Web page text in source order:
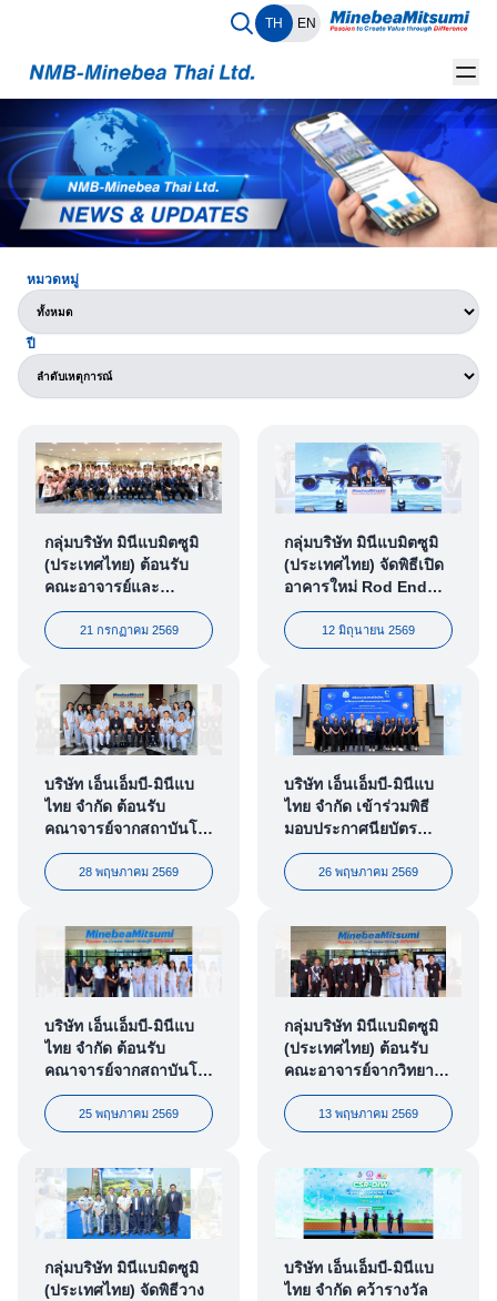
TH EN
หมวดหมู่
ปี
กลุ่มบริษัท มินีแบมิตซูมิ
(ประเทศไทย) ต้อนรับ
คณะอาจารย์และ
นักเรียนเตรียม
วิศวกรรมศาสตร์
โรงเรียนเตรียม
นนทบุรี เข้าเยี่ยมชม
โรงงานบางปะอิน
21 กรกฏาคม 2569
กลุ่มบริษัท มินีแบมิตซูมิ
(ประเทศไทย) จัดพิธีเปิด
อาคารใหม่ Rod End
(Phase 11) อย่างเป็น
ทางการ ยกระดับฐานการ
ผลิตชิ้นส่วนอากาศยาน
12 มิถุนายน 2569
บริษัท เอ็นเอ็มบี-มินีแบ
ไทย จำกัด ต้อนรับ
คณาจารย์จากสถาบันโค
เซ็น แห่งมหาวิทยาลัย
เทคโนโลยีพระจอมเกล้า
ธนบุรี (KOSEN-
นิเทศนักศึกษาฝึกงาน
อย่างเป็นทางการ
28 พฤษภาคม 2569
บริษัท เอ็นเอ็มบี-มินีแบ
ไทย จำกัด เข้าร่วมพิธี
มอบประกาศนียบัตร
เครื่องหมายรับรองฉลาก
คาร์บอน26 พฤษภาคม 2569
บริษัท เอ็นเอ็มบี-มินีแบ
ไทย จำกัด ต้อนรับ
คณาจารย์จากสถาบันโค
เซ็น แห่งมหาวิทยาลัย
เทคโนโลยีพระจอมเกล้า
ธนบุรี (KOSEN-
เยี่ยมชมโรงงาน
25 พฤษภาคม 2569
กลุ่มบริษัท มินีแบมิตซูมิ
(ประเทศไทย) ต้อนรับ
คณะอาจารย์จากวิทยาลัย
เทคนิคสิงห์บุรี แห่งที่ 2
เสริมสร้างความร่วมมือ
ด้านการศึกษา
13 พฤษภาคม 2569
กลุ่มบริษัท มินีแบมิตซูมิ
(ประเทศไทย) จัดพิธีวาง
บริษัท เอ็นเอ็มบี-มินีแบ
ไทย จำกัด คว้ารางวัล